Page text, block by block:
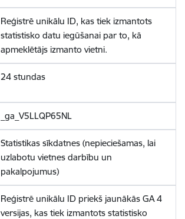
Reģistrē unikālu ID, kas tiek izmantots
statistisko datu iegūšanai par to, kā
apmeklētājs izmanto vietni.
24 stundas
_ga_V5LLQP65NL
Statistikas sīkdatnes (nepieciešamas, lai
uzlabotu vietnes darbību un
pakalpojumus)
Reģistrē unikālu ID priekš jaunākās GA 4
versijas, kas tiek izmantots statistisko